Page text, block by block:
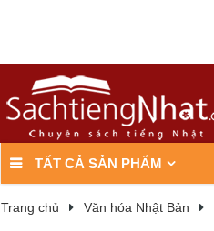
TẤT CẢ SẢN PHẨM
Trang chủ Văn hóa Nhật Bản